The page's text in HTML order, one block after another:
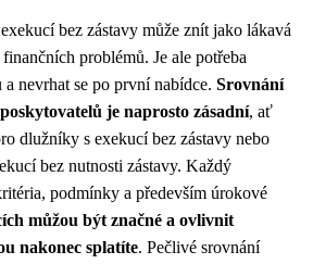
bez zástavy může znít jako lákavá
problémů. Je ale potřeba
nevrhat se po první nabídce. Srovnání
je naprosto zásadní, ať
dlužníky s exekucí bez zástavy nebo
bez nutnosti zástavy. Každý
podmínky a především úrokové
můžou být značné a ovlivnit
nakonec splatíte. Pečlivé srovnání